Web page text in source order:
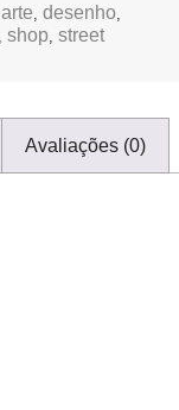
arte, desenho,
, shop, street
Avaliações (0)